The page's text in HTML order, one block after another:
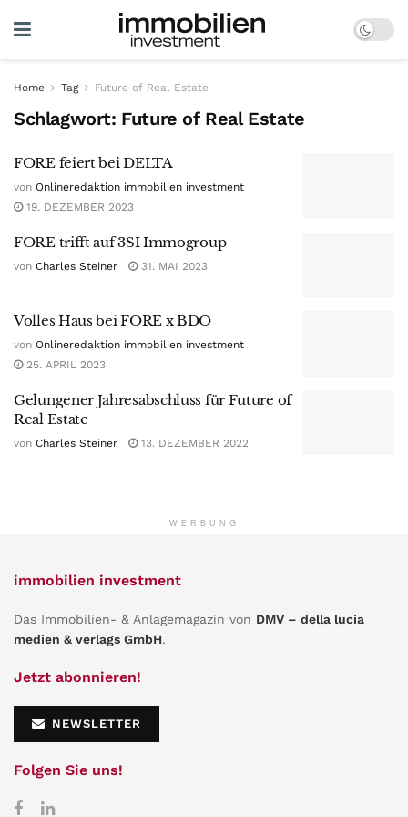
Home Tag Future of Real Estate
Schlagwort: Future of Real Estate
FORE feiert bei DELTA
von Onlineredaktion immobilien investment
19. DEZEMBER 2023
FORE trifft auf 3SI Immogroup
von Charles Steiner 31. MAI 2023
Volles Haus bei FORE x BDO
von Onlineredaktion immobilien investment
25. APRIL 2023
Gelungener Jahresabschluss für Future of
Real Estate
von Charles Steiner 13. DEZEMBER 2022
WERBUNG
immobilien investment
Das Immobilien- & Anlagemagazin von DMV – della lucia
medien & verlags GmbH.
Jetzt abonnieren!
NEWSLETTER
Folgen Sie uns!